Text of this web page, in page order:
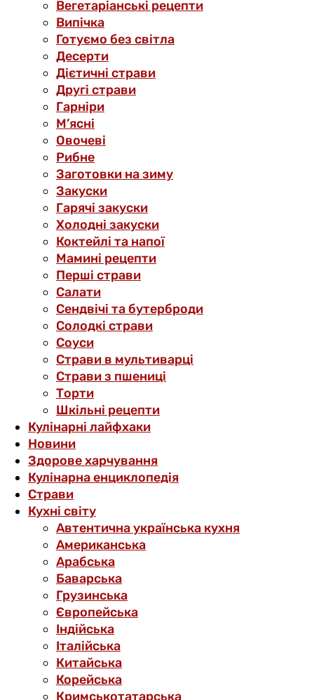
Вегетаріанські рецепти
Випічка
Готуємо без світла
Десерти
Дієтичні страви
Другі страви
Гарніри
М’ясні
Овочеві
Рибне
Заготовки на зиму
Закуски
Гарячі закуски
Холодні закуски
Коктейлі та напої
Мамині рецепти
Перші страви
Салати
Сендвічі та бутерброди
Солодкі страви
Соуси
Страви в мультиварці
Страви з пшениці
Торти
Шкільні рецепти
Кулінарні лайфхаки
Новини
Здорове харчування
Кулінарна енциклопедія
Страви
Кухні світу
Автентична українська кухня
Американська
Арабська
Баварська
Грузинська
Європейська
Індійська
Італійська
Китайська
Корейська
Кримськотатарська